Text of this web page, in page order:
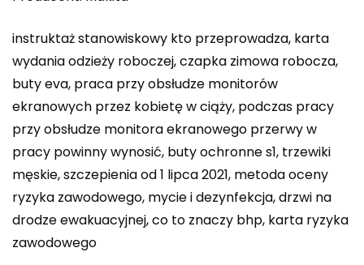
instruktaż stanowiskowy kto przeprowadza, karta
wydania odzieży roboczej, czapka zimowa robocza,
buty eva, praca przy obsłudze monitorów
ekranowych przez kobietę w ciąży, podczas pracy
przy obsłudze monitora ekranowego przerwy w
pracy powinny wynosić, buty ochronne s1, trzewiki
męskie, szczepienia od 1 lipca 2021, metoda oceny
ryzyka zawodowego, mycie i dezynfekcja, drzwi na
drodze ewakuacyjnej, co to znaczy bhp, karta ryzyka
zawodowego